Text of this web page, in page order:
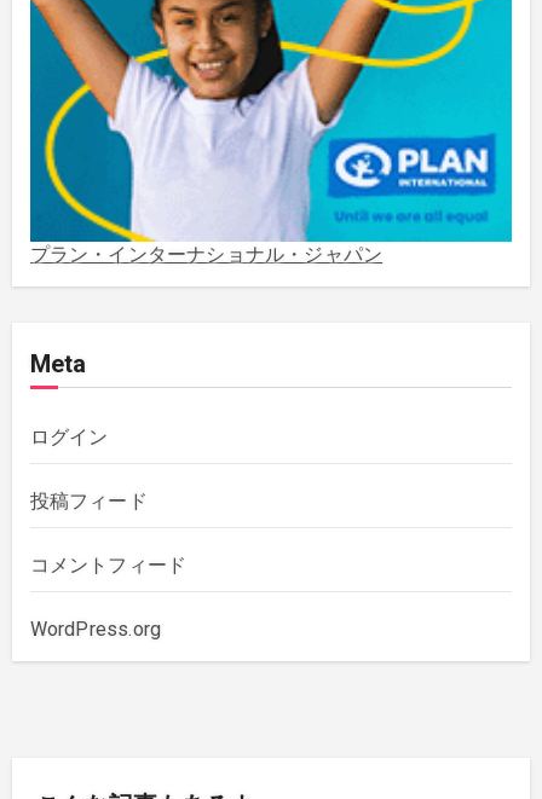
2023年4月
2022年1月
2021年5月 (3)
2021年3月 (1)
2020年11月
2020年10月
2019年12月
2019年11月
2019年10月
プラン・インターナショナル・ジャパン
Meta
ログイン
投稿フィード
コメントフィード
WordPress.org